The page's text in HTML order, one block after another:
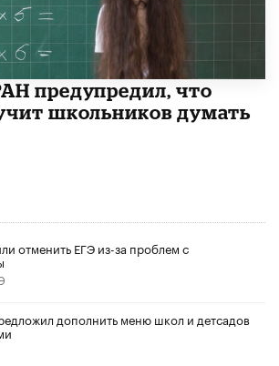
предупредил, что
школьников думать
отменить ЕГЭ из-за проблем с
дополнить меню школ и детсадов